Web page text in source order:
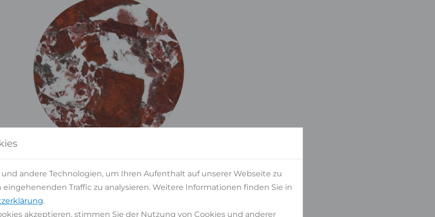
andere Technologien, um Ihren Aufenthalt auf unserer Webseite zu
Traffic zu analysieren. Weitere Informationen finden Sie in
.
akzeptieren, stimmen Sie der Nutzung von Cookies und anderer